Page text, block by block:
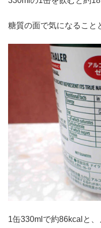
糖質の面で気になること
1缶330mlで約86kcalと